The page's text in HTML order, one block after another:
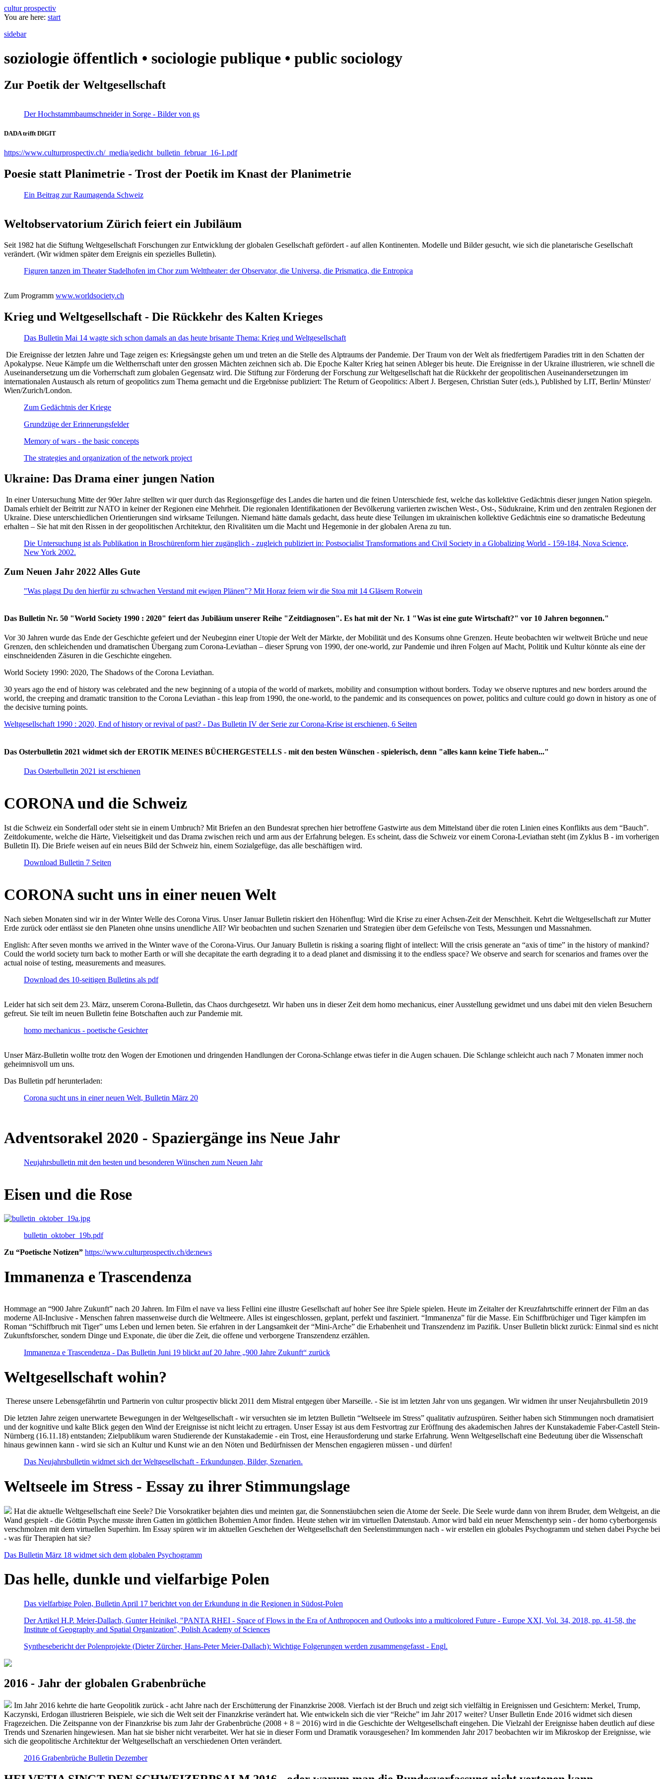
cultur prospectiv
You are here: start
sidebar
soziologie öffentlich • sociologie publique • public sociology
Zur Poetik der Weltgesellschaft
Der Hochstammbaumschneider in Sorge - Bilder von gs
DADA trifft DIGIT
https://www.culturprospectiv.ch/_media/gedicht_bulletin_februar_16-1.pdf
Poesie statt Planimetrie - Trost der Poetik im Knast der Planimetrie
Ein Beitrag zur Raumagenda Schweiz
Weltobservatorium Zürich feiert ein Jubiläum
Seit 1982 hat die Stiftung Weltgesellschaft Forschungen zur Entwicklung der globalen Gesellschaft gefördert - auf allen Kontinenten. Modelle und Bilder gesucht, wie sich die planetarische Gesellschaft
verändert. (Wir widmen später dem Ereignis ein spezielles Bulletin).
Figuren tanzen im Theater Stadelhofen im Chor zum Welttheater: der Observator, die Universa, die Prismatica, die Entropica
Zum Programm www.worldsociety.ch
Krieg und Weltgesellschaft - Die Rückkehr des Kalten Krieges
Das Bulletin Mai 14 wagte sich schon damals an das heute brisante Thema: Krieg und Weltgesellschaft
Die Ereignisse der letzten Jahre und Tage zeigen es: Kriegsängste gehen um und treten an die Stelle des Alptraums der Pandemie. Der Traum von der Welt als friedfertigem Paradies tritt in den Schatten der
Apokalypse. Neue Kämpfe um die Weltherrschaft unter den grossen Mächten zeichnen sich ab. Die Epoche Kalter Krieg hat seinen Ableger bis heute. Die Ereignisse in der Ukraine illustrieren, wie schnell die
Auseinandersetzung um die Vorherrschaft zum globalen Gegensatz wird. Die Stiftung zur Förderung der Forschung zur Weltgesellschaft hat die Rückkehr der geopolitischen Auseinandersetzungen im
internationalen Austausch als return of geopolitics zum Thema gemacht und die Ergebnisse publiziert: The Return of Geopolitics: Albert J. Bergesen, Christian Suter (eds.), Published by LIT, Berlin/ Münster/
Wien/Zurich/London.
Zum Gedächtnis der Kriege
Grundzüge der Erinnerungsfelder
Memory of wars - the basic concepts
The strategies and organization of the network project
Ukraine: Das Drama einer jungen Nation
In einer Untersuchung Mitte der 90er Jahre stellten wir quer durch das Regionsgefüge des Landes die harten und die feinen Unterschiede fest, welche das kollektive Gedächtnis dieser jungen Nation spiegeln.
Damals erhielt der Beitritt zur NATO in keiner der Regionen eine Mehrheit. Die regionalen Identifikationen der Bevölkerung variierten zwischen West-, Ost-, Südukraine, Krim und den zentralen Regionen der
Ukraine. Diese unterschiedlichen Orientierungen sind wirksame Teilungen. Niemand hätte damals gedacht, dass heute diese Teilungen im ukrainischen kollektive Gedächtnis eine so dramatische Bedeutung
erhalten – Sie hat mit den Rissen in der geopolitischen Architektur, den Rivalitäten um die Macht und Hegemonie in der globalen Arena zu tun.
Die Untersuchung ist als Publikation in Broschürenform hier zugänglich - zugleich publiziert in: Postsocialist Transformations and Civil Society in a Globalizing World - 159-184, Nova Science,
New York 2002.
Zum Neuen Jahr 2022 Alles Gute
"Was plagst Du den hierfür zu schwachen Verstand mit ewigen Plänen"? Mit Horaz feiern wir die Stoa mit 14 Gläsern Rotwein
Das Bulletin Nr. 50 "World Society 1990 : 2020" feiert das Jubiläum unserer Reihe "Zeitdiagnosen". Es hat mit der Nr. 1 "Was ist eine gute Wirtschaft?" vor 10 Jahren begonnen."
Vor 30 Jahren wurde das Ende der Geschichte gefeiert und der Neubeginn einer Utopie der Welt der Märkte, der Mobilität und des Konsums ohne Grenzen. Heute beobachten wir weltweit Brüche und neue
Grenzen, den schleichenden und dramatischen Übergang zum Corona-Leviathan – dieser Sprung von 1990, der one-world, zur Pandemie und ihren Folgen auf Macht, Politik und Kultur könnte als eine der
einschneidenden Zäsuren in die Geschichte eingehen.
World Society 1990: 2020, The Shadows of the Corona Leviathan.
30 years ago the end of history was celebrated and the new beginning of a utopia of the world of markets, mobility and consumption without borders. Today we observe ruptures and new borders around the
world, the creeping and dramatic transition to the Corona Leviathan - this leap from 1990, the one-world, to the pandemic and its consequences on power, politics and culture could go down in history as one of
the decisive turning points.
Weltgesellschaft 1990 : 2020, End of history or revival of past? - Das Bulletin IV der Serie zur Corona-Krise ist erschienen, 6 Seiten
Das Osterbulletin 2021 widmet sich der EROTIK MEINES BÜCHERGESTELLS - mit den besten Wünschen - spielerisch, denn "alles kann keine Tiefe haben..."
Das Osterbulletin 2021 ist erschienen
CORONA und die Schweiz
Ist die Schweiz ein Sonderfall oder steht sie in einem Umbruch? Mit Briefen an den Bundesrat sprechen hier betroffene Gastwirte aus dem Mittelstand über die roten Linien eines Konflikts aus dem “Bauch”.
Zeitdokumente, welche die Härte, Vielseitigkeit und das Drama zwischen reich und arm aus der Erfahrung belegen. Es scheint, dass die Schweiz vor einem Corona-Leviathan steht (im Zyklus B - im vorherigen
Bulletin II). Die Briefe weisen auf ein neues Bild der Schweiz hin, einem Sozialgefüge, das alle beschäftigen wird.
Download Bulletin 7 Seiten
CORONA sucht uns in einer neuen Welt
Nach sieben Monaten sind wir in der Winter Welle des Corona Virus. Unser Januar Bulletin riskiert den Höhenflug: Wird die Krise zu einer Achsen-Zeit der Menschheit. Kehrt die Weltgesellschaft zur Mutter
Erde zurück oder entlässt sie den Planeten ohne unsins unendliche All? Wir beobachten und suchen Szenarien und Strategien über dem Gefeilsche von Tests, Messungen und Massnahmen.
English: After seven months we arrived in the Winter wave of the Corona-Virus. Our January Bulletin is risking a soaring flight of intellect: Will the crisis generate an “axis of time” in the history of mankind?
Could the world society turn back to mother Earth or will she decapitate the earth degrading it to a dead planet and dismissing it to the endless space? We observe and search for scenarios and frames over the
actual noise of testing, measurements and measures.
Download des 10-seitigen Bulletins als pdf
Leider hat sich seit dem 23. März, unserem Corona-Bulletin, das Chaos durchgesetzt. Wir haben uns in dieser Zeit dem homo mechanicus, einer Ausstellung gewidmet und uns dabei mit den vielen Besuchern
gefreut. Sie teilt im neuen Bulletin feine Botschaften auch zur Pandemie mit.
homo mechanicus - poetische Gesichter
Unser März-Bulletin wollte trotz den Wogen der Emotionen und dringenden Handlungen der Corona-Schlange etwas tiefer in die Augen schauen. Die Schlange schleicht auch nach 7 Monaten immer noch
geheimnisvoll um uns.
Das Bulletin pdf herunterladen:
Corona sucht uns in einer neuen Welt, Bulletin März 20
Adventsorakel 2020 - Spaziergänge ins Neue Jahr
Neujahrsbulletin mit den besten und besonderen Wünschen zum Neuen Jahr
Eisen und die Rose
bulletin_oktober_19b.pdf
Zu “Poetische Notizen” https://www.culturprospectiv.ch/de:news
Immanenza e Trascendenza
Hommage an “900 Jahre Zukunft” nach 20 Jahren. Im Film el nave va liess Fellini eine illustre Gesellschaft auf hoher See ihre Spiele spielen. Heute im Zeitalter der Kreuzfahrtschiffe erinnert der Film an das
moderne All-Inclusive - Menschen fahren massenweise durch die Weltmeere. Alles ist eingeschlossen, geplant, perfekt und fasziniert. “Immanenza” für die Masse. Ein Schiffbrüchiger und Tiger kämpfen im
Roman “Schiffbruch mit Tiger” ums Leben und lernen beten. Sie erfahren in der Langsamkeit der “Mini-Arche” die Erhabenheit und Transzendenz im Pazifik. Unser Bulletin blickt zurück: Einmal sind es nicht
Zukunftsforscher, sondern Dinge und Exponate, die über die Zeit, die offene und verborgene Transzendenz erzählen.
Immanenza e Trascendenza - Das Bulletin Juni 19 blickt auf 20 Jahre „900 Jahre Zukunft“ zurück
Weltgesellschaft wohin?
Therese unsere Lebensgefährtin und Partnerin von cultur prospectiv blickt 2011 dem Mistral entgegen über Marseille. - Sie ist im letzten Jahr von uns gegangen. Wir widmen ihr unser Neujahrsbulletin 2019
Die letzten Jahre zeigen unerwartete Bewegungen in der Weltgesellschaft - wir versuchten sie im letzten Bulletin “Weltseele im Stress” qualitativ aufzuspüren. Seither haben sich Stimmungen noch dramatisiert
und der kognitive und kalte Blick gegen den Wind der Ereignisse ist nicht leicht zu ertragen. Unser Essay ist aus dem Festvortrag zur Eröffnung des akademischen Jahres der Kunstakademie Faber-Castell Stein-
Nürnberg (16.11.18) entstanden; Zielpublikum waren Studierende der Kunstakademie - ein Trost, eine Herausforderung und starke Erfahrung. Wenn Weltgesellschaft eine Bedeutung über die Wissenschaft
hinaus gewinnen kann - wird sie sich an Kultur und Kunst wie an den Nöten und Bedürfnissen der Menschen engagieren müssen - und dürfen!
Das Neujahrsbulletin widmet sich der Weltgesellschaft - Erkundungen, Bilder, Szenarien.
Weltseele im Stress - Essay zu ihrer Stimmungslage
Hat die aktuelle Weltgesellschaft eine Seele? Die Vorsokratiker bejahten dies und meinten gar, die Sonnenstäubchen seien die Atome der Seele. Die Seele wurde dann von ihrem Bruder, dem Weltgeist, an die
Wand gespielt - die Göttin Psyche musste ihren Gatten im göttlichen Bohemien Amor finden. Heute stehen wir im virtuellen Datenstaub. Amor wird bald ein neuer Menschentyp sein - der homo cyberborgensis
verschmolzen mit dem virtuellen Superhirn. Im Essay spüren wir im aktuellen Geschehen der Weltgesellschaft den Seelenstimmungen nach - wir erstellen ein globales Psychogramm und stehen dabei Psyche bei
- was für Therapien hat sie?
Das Bulletin März 18 widmet sich dem globalen Psychogramm
Das helle, dunkle und vielfarbige Polen
Das vielfarbige Polen, Bulletin April 17 berichtet von der Erkundung in die Regionen in Südost-Polen
Der Artikel H.P. Meier-Dallach, Gunter Heinikel, "PANTA RHEI - Space of Flows in the Era of Anthropocen and Outlooks into a multicolored Future - Europe XXI, Vol. 34, 2018, pp. 41-58, the
Institute of Geography and Spatial Organization", Polish Academy of Sciences
Synthesebericht der Polenprojekte (Dieter Zürcher, Hans-Peter Meier-Dallach): Wichtige Folgerungen werden zusammengefasst - Engl.
2016 - Jahr der globalen Grabenbrüche
Im Jahr 2016 kehrte die harte Geopolitik zurück - acht Jahre nach der Erschütterung der Finanzkrise 2008. Vierfach ist der Bruch und zeigt sich vielfältig in Ereignissen und Gesichtern: Merkel, Trump,
Kaczynski, Erdogan illustrieren Beispiele, wie sich die Welt seit der Finanzkrise verändert hat. Wie entwickeln sich die vier “Reiche” im Jahr 2017 weiter? Unser Bulletin Ende 2016 widmet sich diesen
Fragezeichen. Die Zeitspanne von der Finanzkrise bis zum Jahr der Grabenbrüche (2008 + 8 = 2016) wird in die Geschichte der Weltgesellschaft eingehen. Die Vielzahl der Ereignisse haben deutlich auf diese
Trends und Szenarien hingewiesen. Man hat sie bisher nicht verarbeitet. Wer hat sie in dieser Form und Dramatik vorausgesehen? Im kommenden Jahr 2017 beobachten wir im Mikroskop der Ereignisse, wie
sich die geopolitische Architektur der Weltgesellschaft an verschiedenen Orten verändert.
2016 Grabenbrüche Bulletin Dezember